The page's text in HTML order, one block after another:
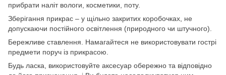
прибрати наліт вологи, косметики, поту.
Зберігання прикрас – у щільно закритих коробочках, не
допускаючи постійного освітлення (природного чи штучного).
Бережливе ставлення. Намагайтеся не використовувати гострі
предмети поруч із прикрасою.
Будь ласка, використовуйте аксесуар обережно та відповідно